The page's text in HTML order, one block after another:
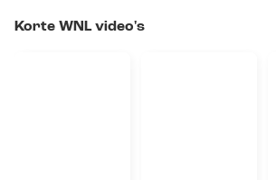
Korte WNL video's